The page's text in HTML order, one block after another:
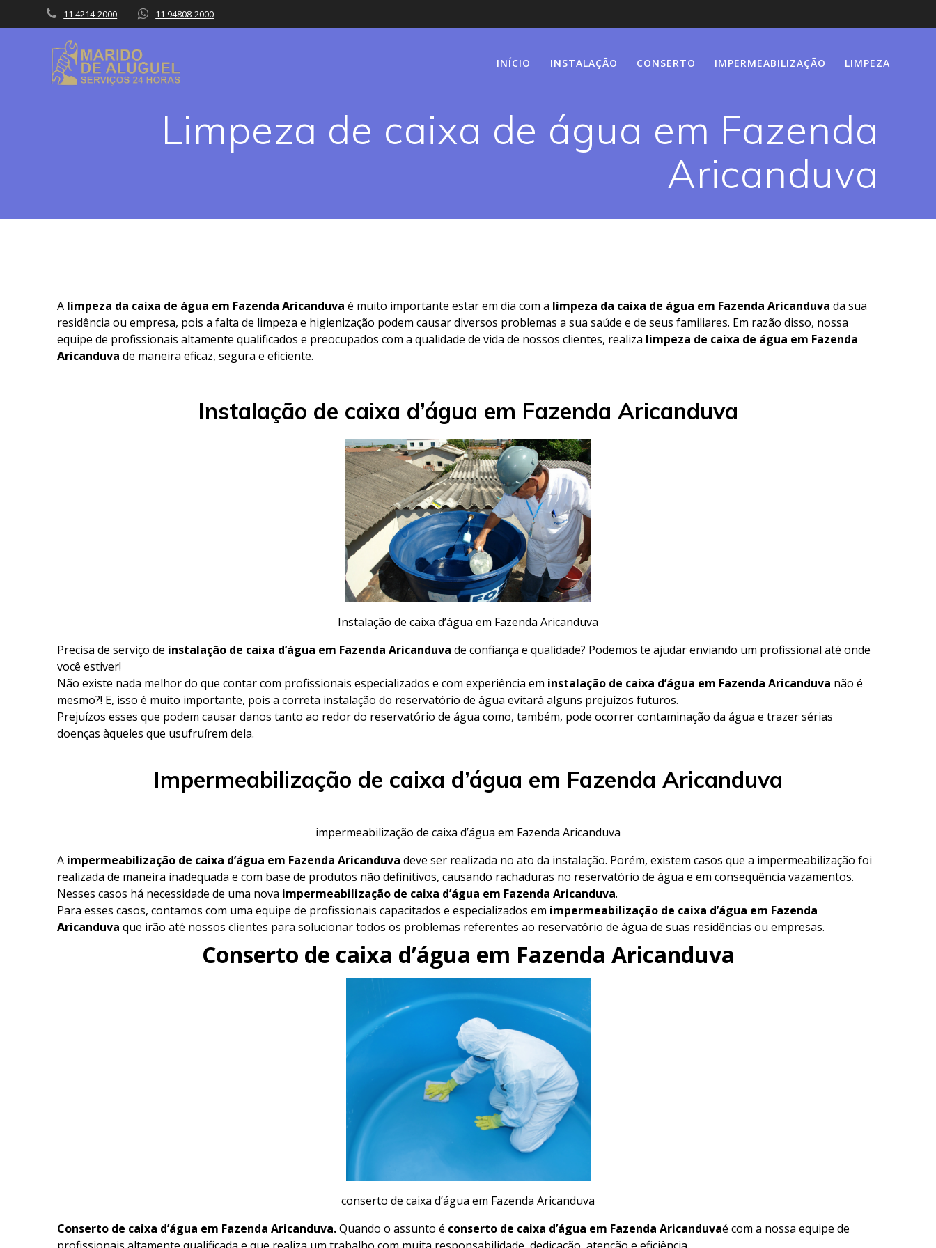
to
11 4214-2000 11 94808-2000
INÍCIO INSTALAÇÃO CONSERTO IMPERMEABILIZAÇÃO LIMPEZA
Limpeza de caixa de água em Fazenda
Aricanduva
A limpeza da caixa de água em Fazenda Aricanduvaé muito importante estar em dia com a limpeza da caixa de água em Fazenda Aricanduvada sua
residência ou empresa, pois a falta de limpeza e higienização podem causar diversos problemas a sua saúde e de seus familiares. Em razão disso, nossa
equipe de profissionais altamente qualificados e preocupados com a qualidade de vida de nossos clientes, realiza limpeza de caixa de água em Fazenda
Aricanduvade maneira eficaz, segura e eficiente.
Instalação de caixa d’água em Fazenda Aricanduva
Instalação de caixa d’água em Fazenda Aricanduva
Precisa de serviço de instalação de caixa d’água em Fazenda Aricanduvade confiança e qualidade? Podemos te ajudar enviando um profissional até onde
você estiver!
Não existe nada melhor do que contar com profissionais especializados e com experiência em instalação de caixa d’água em Fazenda Aricanduva não é
mesmo?! E, isso é muito importante, pois a correta instalação do reservatório de água evitará alguns prejuízos futuros.
Prejuízos esses que podem causar danos tanto ao redor do reservatório de água como, também, pode ocorrer contaminação da água e trazer sérias
doenças àqueles que usufruírem dela.
Impermeabilização de caixa d’água em Fazenda Aricanduva
impermeabilização de caixa d’água em Fazenda Aricanduva
A impermeabilização de caixa d’água em Fazenda Aricanduvadeve ser realizada no ato da instalação. Porém, existem casos que a impermeabilização foi
realizada de maneira inadequada e com base de produtos não definitivos, causando rachaduras no reservatório de água e em consequência vazamentos.
Nesses casos há necessidade de uma nova impermeabilização de caixa d’água em Fazenda Aricanduva.
Para esses casos, contamos com uma equipe de profissionais capacitados e especializados em impermeabilização de caixa d’água em Fazenda
Aricanduvaque irão até nossos clientes para solucionar todos os problemas referentes ao reservatório de água de suas residências ou empresas.
Conserto de caixa d’água em Fazenda Aricanduva
conserto de caixa d’água em Fazenda Aricanduva
Conserto de caixa d’água em Fazenda Aricanduva.Quando o assunto é conserto de caixa d’água em Fazenda Aricanduvaé com a nossa equipe de